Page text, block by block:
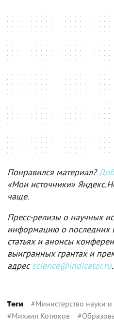
Понравился материал?
«Мои источники»
чаще.
Пресс-релизы о научных
информацию о последних
статьях и анонсы
выигранных грантах и
адресscience@indicator.ru.
Теги #Министерство науки
#Михаил Котюков #